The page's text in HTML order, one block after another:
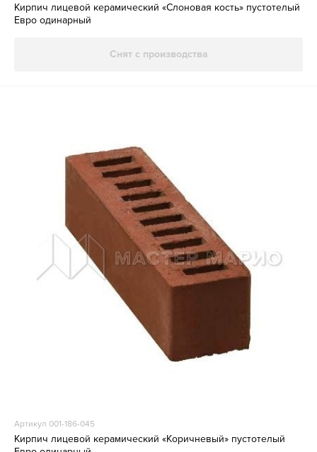
Кирпич лицевой керамический «Слоновая кость» пустотелый
Евро одинарный
Снят с производства
Артикул 001-186-045
Кирпич лицевой керамический «Коричневый» пустотелый